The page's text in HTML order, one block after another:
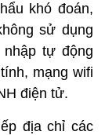
khó đoán,
sử dụng
tự động
mạng wifi
điện tử.
địa chỉ các